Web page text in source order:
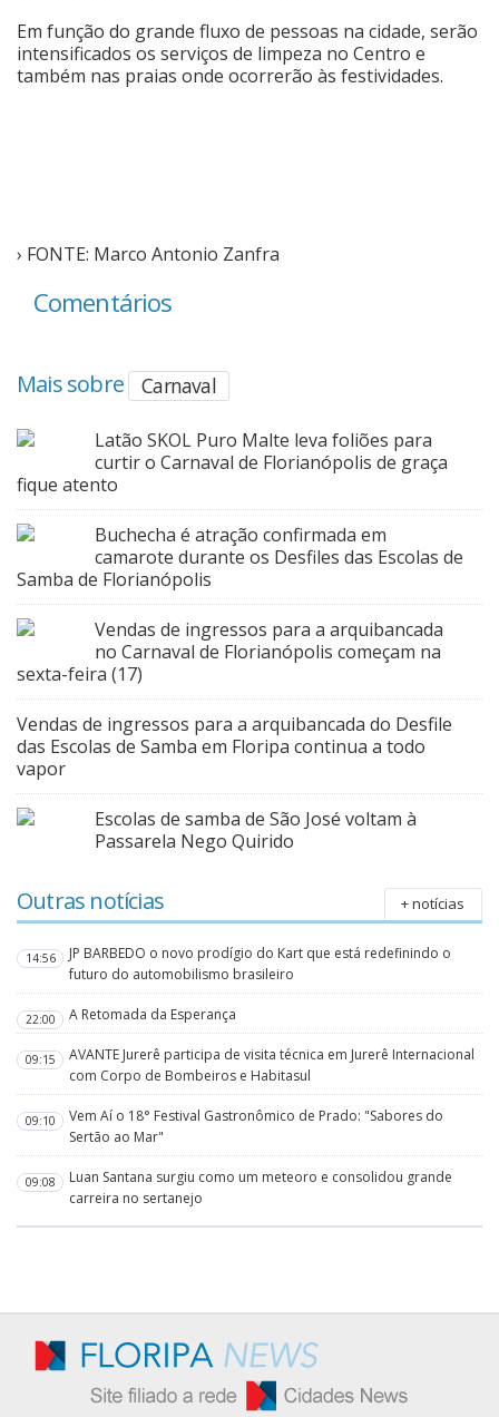
Em função do grande fluxo de pessoas na cidade, serão
intensificados os serviços de limpeza no Centro e
também nas praias onde ocorrerão às festividades.
› FONTE: Marco Antonio Zanfra
Comentários
Mais sobre Carnaval
Latão SKOL Puro Malte leva foliões para
curtir o Carnaval de Florianópolis de graça
fique atento
Buchecha é atração confirmada em
camarote durante os Desfiles das Escolas de
Samba de Florianópolis
Vendas de ingressos para a arquibancada
no Carnaval de Florianópolis começam na
sexta-feira (17)
Vendas de ingressos para a arquibancada do Desfile
das Escolas de Samba em Floripa continua a todo
vapor
Escolas de samba de São José voltam à
Passarela Nego Quirido
Outras notícias + notícias
14:56
JP BARBEDO o novo prodígio do Kart que está redefinindo o
futuro do automobilismo brasileiro
22:00 A Retomada da Esperança
09:15
AVANTE Jurerê participa de visita técnica em Jurerê Internacional
com Corpo de Bombeiros e Habitasul
09:10
Vem Aí o 18° Festival Gastronômico de Prado: "Sabores do
Sertão ao Mar"
09:08
Luan Santana surgiu como um meteoro e consolidou grande
carreira no sertanejo